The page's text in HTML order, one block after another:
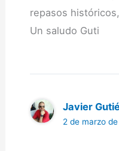
repasos
Un saludo Guti
Javier
2 de marzo